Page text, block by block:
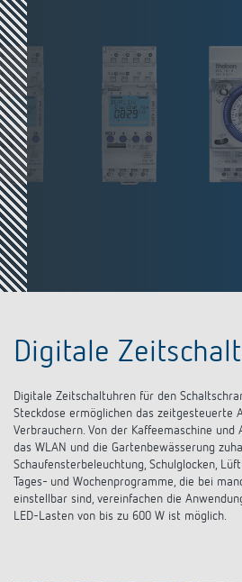
Digitale
Digitale Zeitschaltuhren für den
Steckdose ermöglichen das zeitgesteuerte
Verbrauchern. Von der Kaffeemaschine und
das WLAN und die Gartenbewässerung
Schaufensterbeleuchtung, Schulglocken,
Tages- und Wochenprogramme, die bei
einstellbar sind, vereinfachen die
LED-Lasten von bis zu 600 W ist möglich.